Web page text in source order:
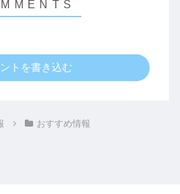
トを書き込む
おすすめ情報